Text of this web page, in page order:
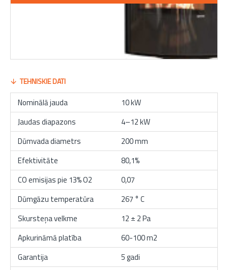
TEHNISKIE DATI
Nominālā jauda
10 kW
Jaudas diapazons
4–12 kW
Dūmvada diametrs
200 mm
Efektivitāte
80,1%
CO emisijas pie 13% O2
0,07
Dūmgāzu temperatūra
267 ° C
Skursteņa velkme
12 ± 2 Pa
Apkurināmā platība
60-100 m2
Garantija
5 gadi